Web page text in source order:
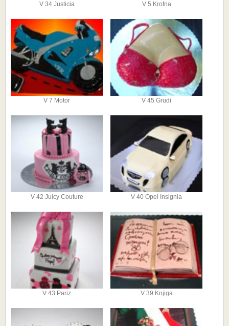
V 34 Justicia V 5 Krofna
V 7 Motor V 45 Grudi
V 42 Juicy Couture V 40 Opel Insignia
V 43 Pariz V 39 Knjiga